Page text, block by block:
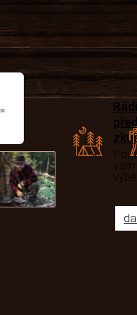
Rádi
vám